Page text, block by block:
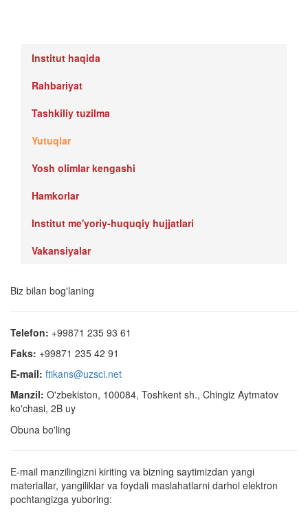
Institut haqida
Rahbariyat
Tashkiliy tuzilma
Yutuqlar
Yosh olimlar kengashi
Hamkorlar
Institut me'yoriy-huquqiy hujjatlari
Vakansiyalar
Biz bilan bog'laning
Telefon: +99871 235 93 61
Faks: +99871 235 42 91
E-mail: ftikans@uzsci.net
Manzil: O'zbekiston, 100084, Toshkent sh., Chingiz Aytmatov
ko'chasi, 2B uy
Obuna bo'ling
E-mail manzilingizni kiriting va bizning saytimizdan yangi
materiallar, yangiliklar va foydali maslahatlarni darhol elektron
pochtangizga yuboring: